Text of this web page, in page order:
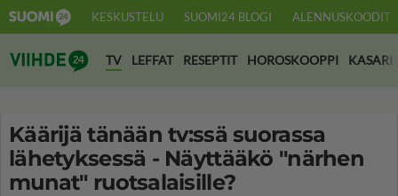
KESKUSTELU SUOMI24 BLOGI ALENNUSKOODIT
Suomi24 Viihde
TV LEFFAT RESEPTIT HOROSKOOPPI KASARI
Käärijä tänään tv:ssä suorassa
lähetyksessä - Näyttääkö "närhen
munat" ruotsalaisille?